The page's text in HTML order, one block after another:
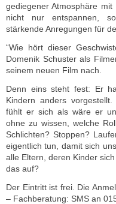
gediegener Atmosphäre
nicht nur entspannen,
stärkende Anregungen für
“Wie hört dieser
Domenik Schuster als
seinem neuen Film nach.
Denn eins steht fest: Er
Kindern anders
fühlt er sich als wäre er
ohne zu wissen, welche
Schlichten? Stoppen?
eigentlich tun, damit sich
alle Eltern, deren Kinder
das auf?
Der Eintritt ist frei. Die
– Fachberatung: SMS an